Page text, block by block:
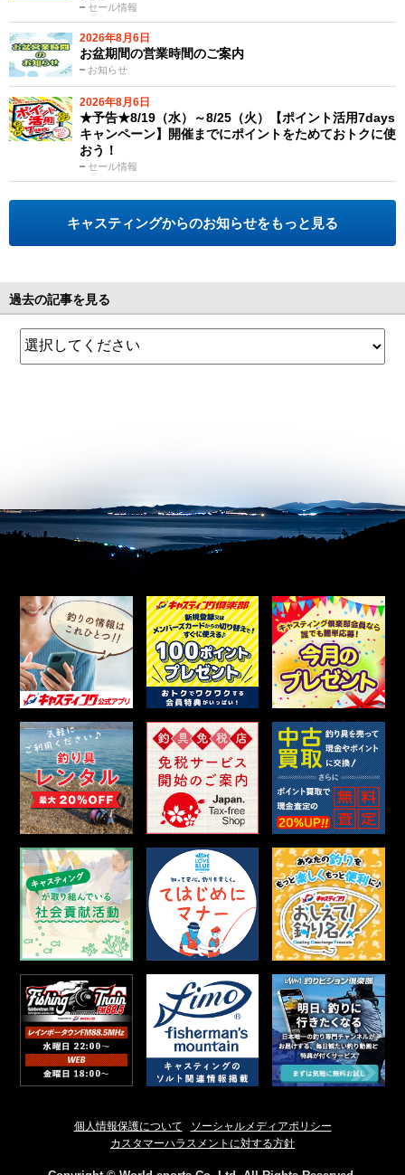
セール情報
2026年8月6日
お知らせ
お盆期間の営業時間のご案内
2026年8月6日
セール情報
★予告★8/19（水）～8/25（火）【ポイント活用7days
キャンペーン】開催までにポイントをためておトクに使
おう！
キャスティングからのお知らせをもっと見る
過去の記事を見る
個人情報保護について
ソーシャルメディアポリシー
カスタマーハラスメントに対する方針